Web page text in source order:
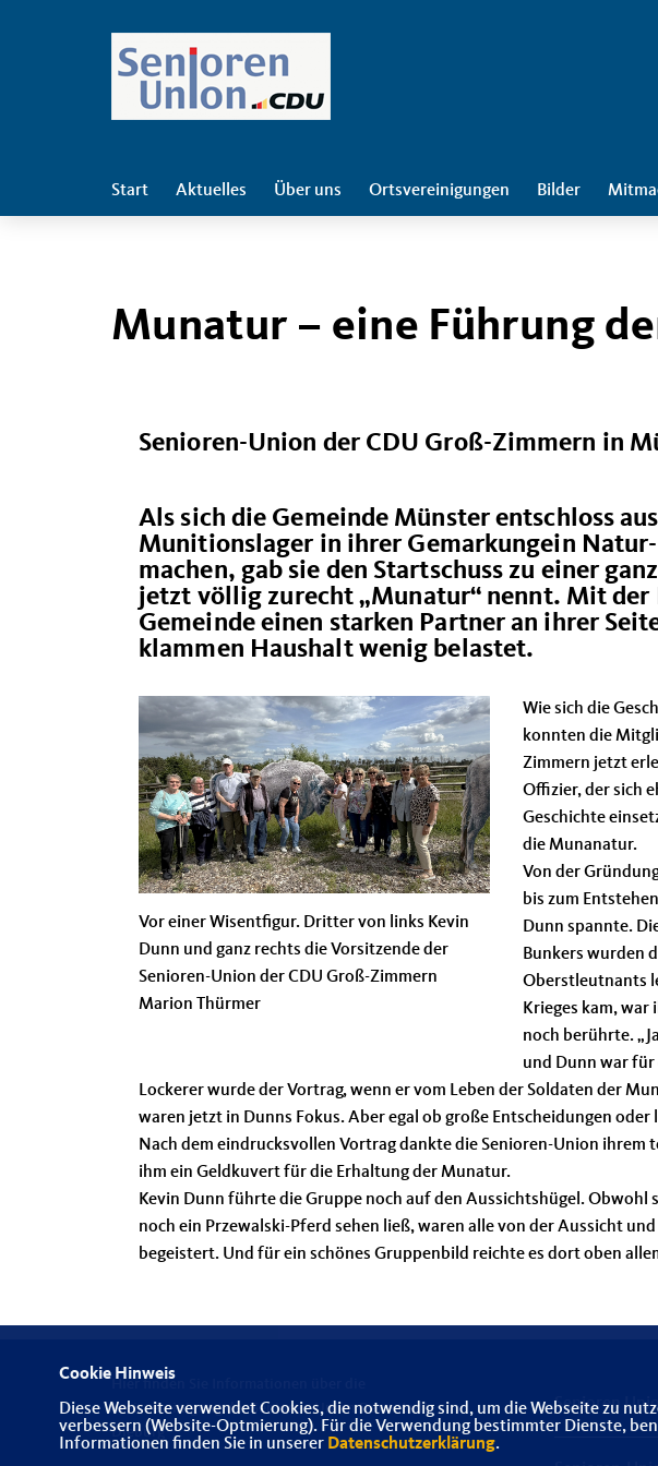
Start Aktuelles Über uns Ortsvereinigungen Bilder
Munatur – eine Führung
Senioren-Union der CDU Groß-Zimmern in
Als sich die Gemeinde Münster entschloss
Munitionslager in ihrer Gemarkungein
machen, gab sie den Startschuss zu einer
jetzt völlig zurecht „Munatur“ nennt. Mit der
Gemeinde einen starken Partner an ihrer
klammen Haushalt wenig belastet.
Vor einer Wisentfigur. Dritter von links Kevin
Dunn und ganz rechts die Vorsitzende der
Senioren-Union der CDU Groß-Zimmern
Marion Thürmer
Wie sich die
konnten die
Zimmern jetzt
Offizier, der sich
Geschichte
die Munanatur.
Von der
bis zum
Dunn spannte.
Bunkers wurden
Oberstleutnants
Krieges kam, war
noch berührte.
und Dunn war
Lockerer wurde der Vortrag, wenn er vom Leben der Soldaten der
waren jetzt in Dunns Fokus. Aber egal ob große Entscheidungen
Nach dem eindrucksvollen Vortrag dankte die Senioren-Union
ihm ein Geldkuvert für die Erhaltung der Munatur.
Kevin Dunn führte die Gruppe noch auf den Aussichtshügel. Obwohl
noch ein Przewalski-Pferd sehen ließ, waren alle von der Aussicht
begeistert. Und für ein schönes Gruppenbild reichte es dort oben
Kreisvereinigung der Senioren-Union Darmstadt-
Dieburg
Senioren
Cookie Hinweis
Diese Webseite verwendet Cookies, die notwendig sind, um die Webseite zu
verbessern (Website-Optmierung). Für die Verwendung bestimmter Dienste,
Informationen finden Sie in unserer Datenschutzerklärung.